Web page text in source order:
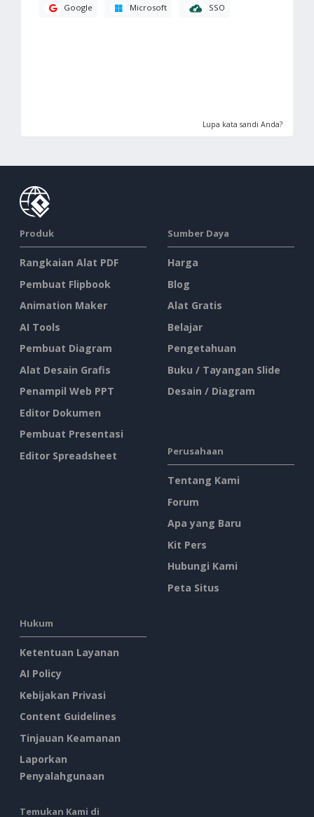
Google Microsoft SSO
Lupa kata sandi Anda?
Produk
Rangkaian Alat PDF
Pembuat Flipbook
Animation Maker
AI Tools
Pembuat Diagram
Alat Desain Grafis
Penampil Web PPT
Editor Dokumen
Pembuat Presentasi
Editor Spreadsheet
Sumber Daya
Harga
Blog
Alat Gratis
Belajar
Pengetahuan
Buku / Tayangan Slide
Desain / Diagram
Perusahaan
Tentang Kami
Forum
Apa yang Baru
Kit Pers
Hubungi Kami
Peta Situs
Hukum
Ketentuan Layanan
AI Policy
Kebijakan Privasi
Content Guidelines
Tinjauan Keamanan
Laporkan
Penyalahgunaan
Temukan Kami di